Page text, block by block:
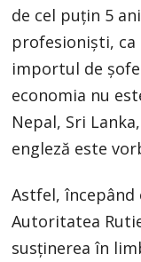
de cel puțin 5
profesioniști,
importul de
economia nu
Nepal, Sri
engleză este
Astfel, începând
Autoritatea
susținerea în